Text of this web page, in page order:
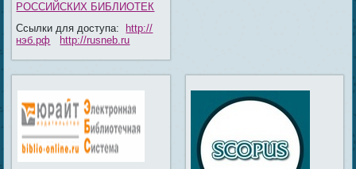
РОССИЙСКИХ БИБЛИОТЕК
Ссылки для доступа:
http://
нэб.рф
http://rusneb.ru